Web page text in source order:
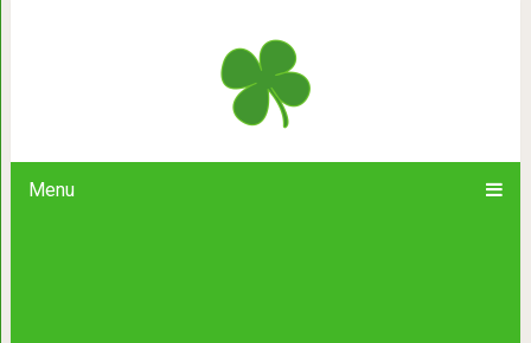
Menu
Девушка фотошопит своих
зверей, и на это